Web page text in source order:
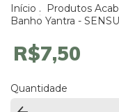
Início . Produtos
Banho Yantra -
R$7,50
Quantidade